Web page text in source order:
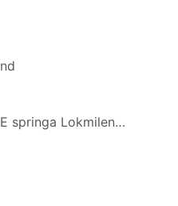
springa Lokmilen…